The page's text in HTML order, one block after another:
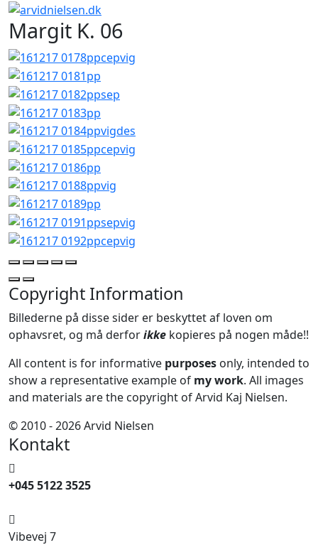
Margit K. 06
Copyright Information
Billederne på disse sider er beskyttet af loven om
ophavsret, og må derforikke kopieres på nogen måde!!
All content is for informative purposes only, intended to
show a representative example of my work. All images
and materials are the copyright of Arvid Kaj Nielsen.
© 2010 - 2026 Arvid Nielsen
Kontakt
+045 5122 3525
Vibevej 7